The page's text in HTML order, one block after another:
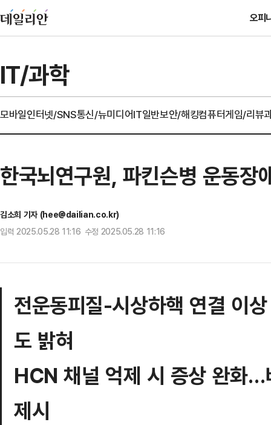
오피
IT/과학
모바일인터넷/SNS통신/뉴미디어IT일반보안/해킹컴퓨터게임/리뷰
한국뇌연구원, 파킨슨병 운동
김소희 기자 (hee@dailian.co.kr)
입력 2025.05.28 11:16 수정 2025.05.28 11:16
전운동피질-시상하핵 연결 이
도 밝혀
HCN 채널 억제 시 증상 완화…
제시